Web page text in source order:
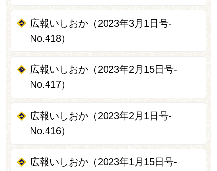
広報いしおか（2023年3月1日号-
No.418）
広報いしおか（2023年2月15日号-
No.417）
広報いしおか（2023年2月1日号-
No.416）
広報いしおか（2023年1月15日号-